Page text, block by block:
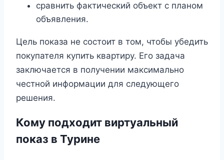
сравнить фактический объект с планом
объявления.
Цель показа не состоит в том, чтобы убедить
покупателя купить квартиру. Его задача
заключается в получении максимально
честной информации для следующего
решения.
Кому подходит виртуальный
показ в Турине